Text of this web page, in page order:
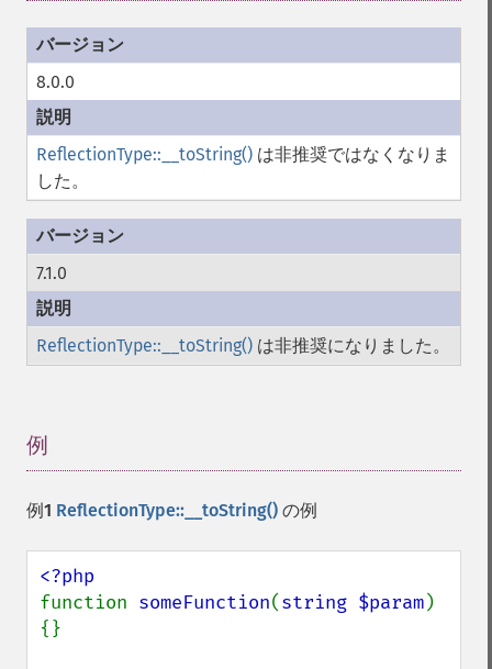
8.0.0
ReflectionType::__toString() は非推奨ではなくなりま
した。
7.1.0
ReflectionType::__toString() は非推奨になりました。
例
例1 ReflectionType::__toString() の例
function someFunction(string $param)
{}